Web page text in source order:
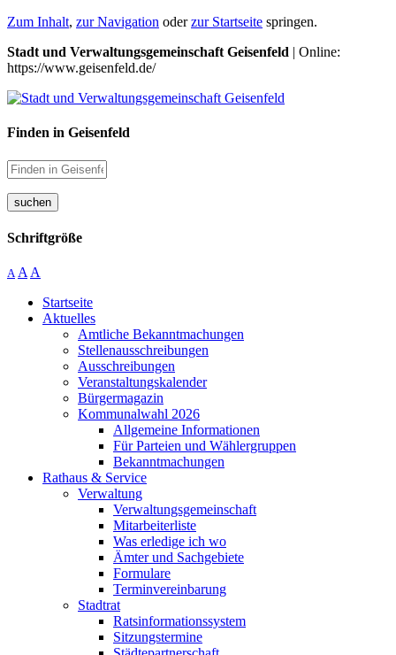
Zum Inhalt, zur Navigation oderzur Startseite springen.
Stadt und Verwaltungsgemeinschaft Geisenfeld | Online:
https://www.geisenfeld.de/
Finden in Geisenfeld
suchen
Schriftgröße
A A A
Startseite
Aktuelles
Amtliche Bekanntmachungen
Stellenausschreibungen
Ausschreibungen
Veranstaltungskalender
Bürgermagazin
Kommunalwahl 2026
Allgemeine Informationen
Für Parteien und Wählergruppen
Bekanntmachungen
Rathaus & Service
Verwaltung
Verwaltungsgemeinschaft
Mitarbeiterliste
Was erledige ich wo
Ämter und Sachgebiete
Formulare
Terminvereinbarung
Stadtrat
Ratsinformationssystem
Sitzungstermine